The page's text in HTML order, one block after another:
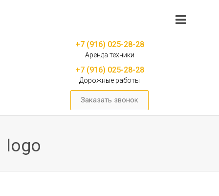
+7 (916) 025-28-28
Аренда техники
+7 (916) 025-28-28
Дорожные работы
Заказать звонок
logo